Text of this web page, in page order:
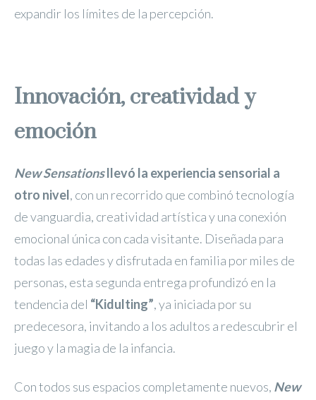
expandir los límites de la percepción.
Innovación, creatividad y
emoción
New Sensationsllevó la experiencia sensorial a
otro nivel, con un recorrido que combinó tecnología
de vanguardia, creatividad artística y una conexión
emocional única con cada visitante. Diseñada para
todas las edades y disfrutada en familia por miles de
personas, esta segunda entrega profundizó en la
tendencia del “Kidulting”, ya iniciada por su
predecesora, invitando a los adultos a redescubrir el
juego y la magia de la infancia.
Con todos sus espacios completamente nuevos, New